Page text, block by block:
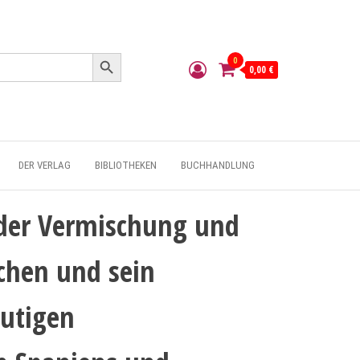
Search Button
0
0,00 €
DER VERLAG BIBLIOTHEKEN BUCHHANDLUNG
Vermischung und
und sein